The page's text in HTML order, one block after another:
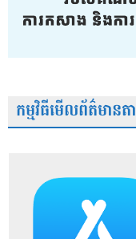
កម្មវិធីមើលព័ត៌មានត